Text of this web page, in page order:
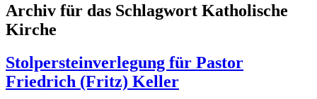
Archiv für das Schlagwort Katholische
Kirche
Stolpersteinverlegung für Pastor
Friedrich (Fritz) Keller